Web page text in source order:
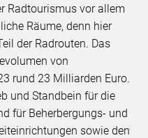
Radtourismus vor allem
Räume, denn hier
der Radrouten. Das
von
rund 23 Milliarden Euro.
und Standbein für die
für Beherbergungs- und
sowie den